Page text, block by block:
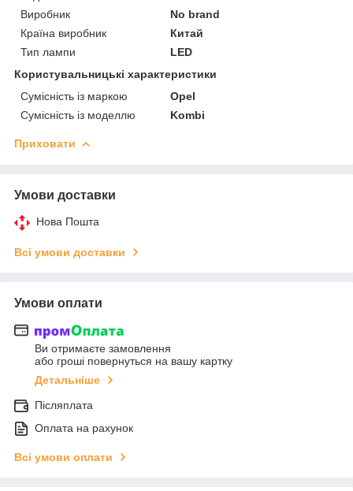
Виробник
No brand
Країна виробник
Китай
Тип лампи
LED
Користувальницькі характеристики
Сумісність із маркою
Opel
Сумісність із моделлю
Kombi
Приховати
Умови доставки
Нова Пошта
Всі умови доставки
Умови оплати
Ви отримаєте замовлення
або гроші повернуться на вашу картку
Детальніше
Післяплата
Оплата на рахунок
Всі умови оплати